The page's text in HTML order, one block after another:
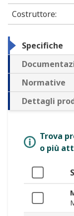
Costruttore:
Specifiche
Normative
Dettagli
Trova
o più